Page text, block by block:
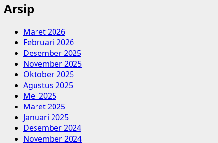
Arsip
Maret 2026
Februari 2026
Desember 2025
November 2025
Oktober 2025
Agustus 2025
Mei 2025
Maret 2025
Januari 2025
Desember 2024
November 2024